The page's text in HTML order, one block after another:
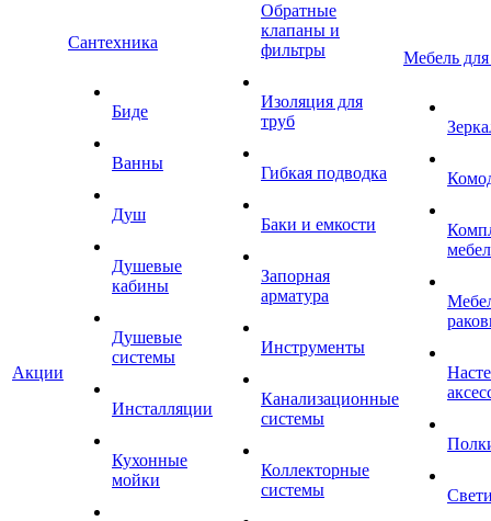
Акции
Сантехника
Биде
Ванны
Душ
Душевые
кабины
Душевые
системы
Инсталляции
Кухонные
мойки
Обратные
клапаны и
фильтры
Изоляция для
труб
Гибкая подводка
Баки и емкости
Запорная
арматура
Инструменты
Канализационные
системы
Коллекторные
системы
Мебель